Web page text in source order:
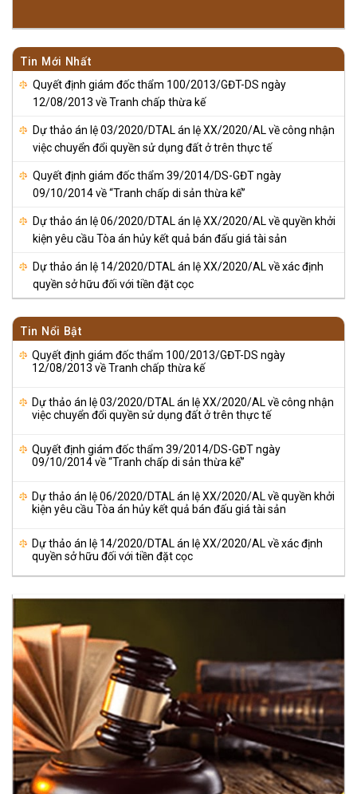
Tin Mới Nhất
Quyết định giám đốc thẩm 100/2013/GĐT-DS ngày
12/08/2013 về Tranh chấp thừa kế
Dự thảo án lệ 03/2020/DTAL án lệ XX/2020/AL về công nhận
việc chuyển đổi quyền sử dụng đất ở trên thực tế
Quyết định giám đốc thẩm 39/2014/DS-GĐT ngày
09/10/2014 về “Tranh chấp di sản thừa kế”
Dự thảo án lệ 06/2020/DTAL án lệ XX/2020/AL về quyền khởi
kiện yêu cầu Tòa án hủy kết quả bán đấu giá tài sản
Dự thảo án lệ 14/2020/DTAL án lệ XX/2020/AL về xác định
quyền sở hữu đối với tiền đặt cọc
Tin Nổi Bật
Quyết định giám đốc thẩm 100/2013/GĐT-DS ngày
12/08/2013 về Tranh chấp thừa kế
Dự thảo án lệ 03/2020/DTAL án lệ XX/2020/AL về công nhận
việc chuyển đổi quyền sử dụng đất ở trên thực tế
Quyết định giám đốc thẩm 39/2014/DS-GĐT ngày
09/10/2014 về “Tranh chấp di sản thừa kế”
Dự thảo án lệ 06/2020/DTAL án lệ XX/2020/AL về quyền khởi
kiện yêu cầu Tòa án hủy kết quả bán đấu giá tài sản
Dự thảo án lệ 14/2020/DTAL án lệ XX/2020/AL về xác định
quyền sở hữu đối với tiền đặt cọc